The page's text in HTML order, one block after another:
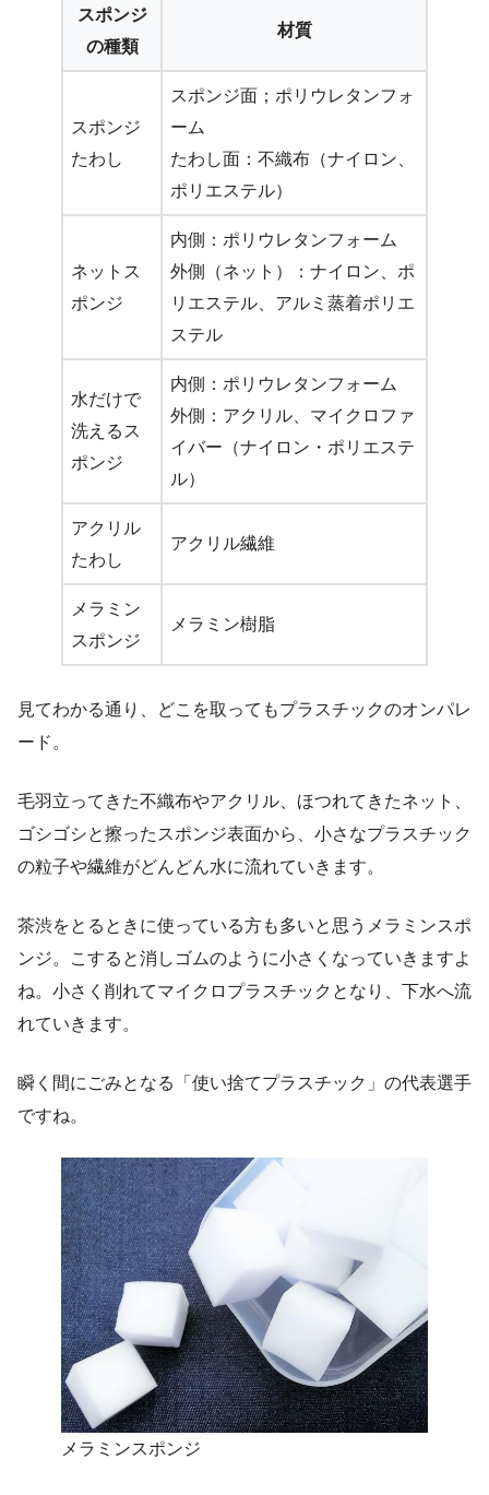
スポンジ
の種類
材質
スポンジ
たわし
スポンジ面；ポリウレタンフォ
ーム
たわし面：不織布（ナイロン、
ポリエステル）
ネットス
ポンジ
内側：ポリウレタンフォーム
外側（ネット）：ナイロン、ポ
リエステル、アルミ蒸着ポリエ
ステル
水だけで
洗えるス
ポンジ
内側：ポリウレタンフォーム
外側：アクリル、マイクロファ
イバー（ナイロン・ポリエステ
ル）
アクリル
たわし
アクリル繊維
メラミン
スポンジ
メラミン樹脂
見てわかる通り、どこを取ってもプラスチックのオンパレ
ード。
毛羽立ってきた不織布やアクリル、ほつれてきたネット、
ゴシゴシと擦ったスポンジ表面から、小さなプラスチック
の粒子や繊維がどんどん水に流れていきます。
茶渋をとるときに使っている方も多いと思うメラミンスポ
ンジ。こすると消しゴムのように小さくなっていきますよ
ね。小さく削れてマイクロプラスチックとなり、下水へ流
れていきます。
瞬く間にごみとなる「使い捨てプラスチック」の代表選手
ですね。
メラミンスポンジ